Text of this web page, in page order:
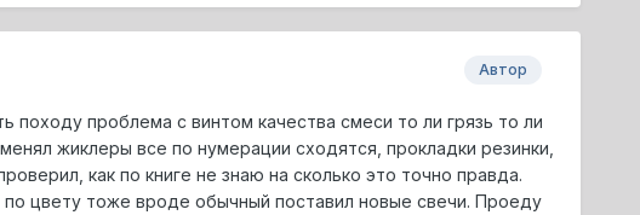
Автор
походу проблема с винтом качества смеси то ли грязь то ли
жиклеры все по нумерации сходятся, прокладки резинки,
как по книге не знаю на сколько это точно правда.
цвету тоже вроде обычный поставил новые свечи. Проеду